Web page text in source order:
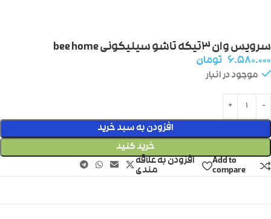
سرویس وان ۳تیکه تاشو سیلیکونی bee home
۶.۵۸۰.۰۰۰ تومان
موجود در انبار
افزودن به سبد خرید
خرید کنید
Add to
compare
افزودن به علاقه
مندی